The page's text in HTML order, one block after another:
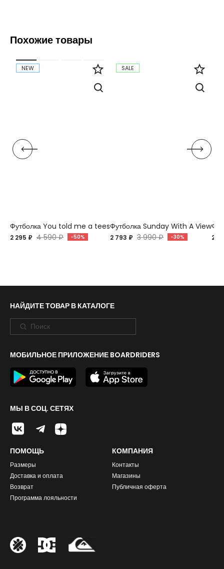
Похожие товары
NEW
Футболка You told me a tees
2 295 ₽ 4 590 ₽ -50%
SALE
Футболка Sunday With A View
2 793 ₽ 3 990 ₽ -30% 2
НАЙДИТЕ ТОВАР В КАТАЛОГЕ
МОБИЛЬНОЕ ПРИЛОЖЕНИЕ BOARDRIDERS
МЫ В СОЦ. СЕТЯХ
ПОМОЩЬ
Размеры
Доставка и оплата
Возврат
Программа лояльности
КОМПАНИЯ
Контакты
Магазины
Публичная оферта